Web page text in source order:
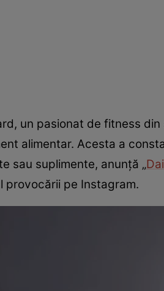
un pasionat de fitness
alimentar. Acesta a
sau suplimente, anunță „
provocării pe Instagram.